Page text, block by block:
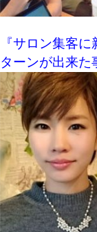
『サロン集客
ターンが出来た